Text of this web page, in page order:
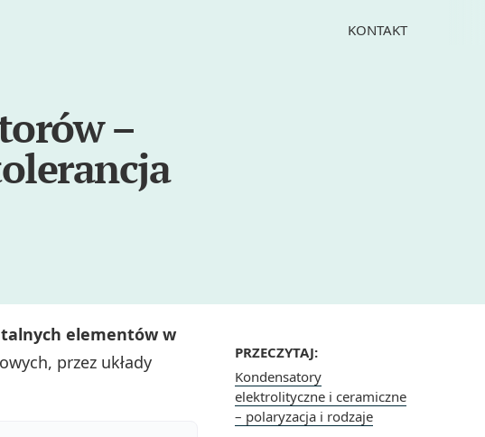
KONTAKT
–
PRZECZYTAJ:
Kondensatory
elektrolityczne i ceramiczne
– polaryzacja i rodzaje
elementów w
przez układy